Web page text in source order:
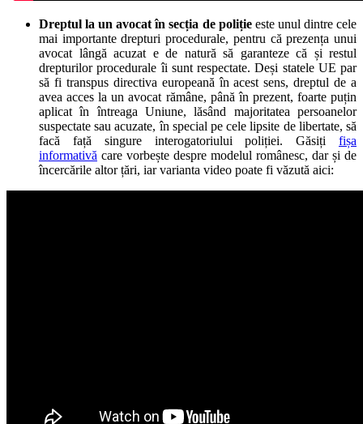
Dreptul la un avocat în secția de polițieeste unul dintre cele
mai importante drepturi procedurale, pentru că prezența unui
avocat lângă acuzat e de natură să garanteze că și restul
drepturilor procedurale îi sunt respectate. Deși statele UE par
să fi transpus directiva europeană în acest sens, dreptul de a
avea acces la un avocat rămâne, până în prezent, foarte puțin
aplicat în întreaga Uniune, lăsând majoritatea persoanelor
suspectate sau acuzate, în special pe cele lipsite de libertate, să
facă față singure interogatoriului poliției. Găsiți fișa
informativă care vorbește despre modelul românesc, dar și de
încercările altor țări, iar varianta video poate fi văzută aici: